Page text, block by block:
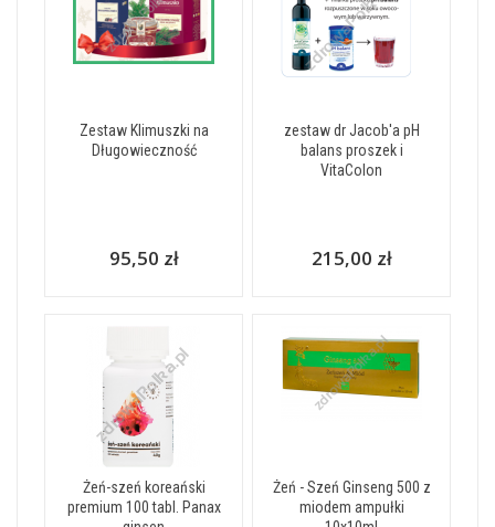
Zestaw Klimuszki na
Długowieczność
95,50 zł
zestaw dr Jacob'a pH
balans proszek i
VitaColon
215,00 zł
Żeń-szeń koreański
premium 100 tabl. Panax
Żeń - Szeń Ginseng 500 z
miodem ampułki